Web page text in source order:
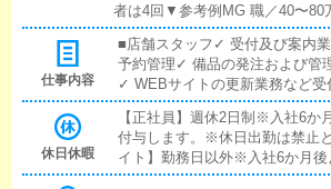
者は4回▼参考例MG 職／40〜80
0万程主 任／20〜40万×年3〜4
／15〜30万×年3〜4回= 45〜120
×年3〜4回= 30〜80万程【アル
時給 1,300円〜1,700円（+業績
2時以降は、1,625～2,125円■外
1,500円〜1,800円（+業績歩合+
降は、1,875～2,250円
仕事内容
■店舗スタッフ✓ 受付及び案内
予約管理✓ 備品の発注および管
✓ WEBサイトの更新業務など受
内、電話対応、予約の管理業務
としたお仕事をお任せします。
庫管理も行い店舗内の美化や清
だきます。加えて、WEBサイト
休日休暇
【正社員】週休2日制※入社6か
付与します。※休日出勤は禁止
イト】勤務日以外※入社6か月後
します。